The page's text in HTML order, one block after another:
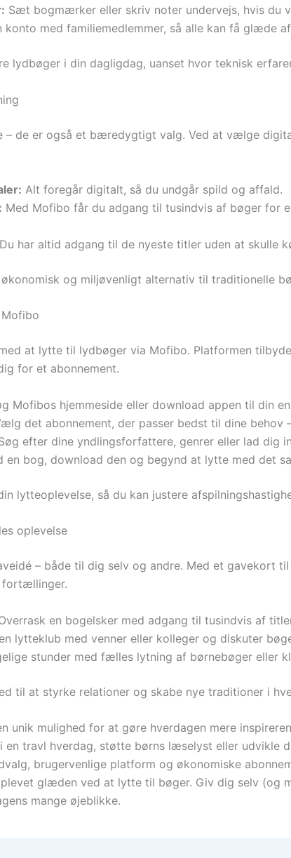
Sæt bogmærker eller skriv noter undervejs, hvis du
konto med familiemedlemmer, så alle kan få glæde
lydbøger i din dagligdag, uanset hvor teknisk
– de er også et bæredygtigt valg. Ved at vælge
Alt foregår digitalt, så du undgår spild og affald.
Med Mofibo får du adgang til tusindvis af bøger for
Du har altid adgang til de nyeste titler uden at skulle
og miljøvenligt alternativ til traditionelle
at lytte til lydbøger via Mofibo. Platformen
for et abonnement.
Mofibos hjemmeside eller download appen til din
det abonnement, der passer bedst til dine behov
efter dine yndlingsforfattere, genrer eller lad dig
en bog, download den og begynd at lytte med det
lytteoplevelse, så du kan justere
oplevelse
– både til dig selv og andre. Med et gavekort
fortællinger.
en bogelsker med adgang til tusindvis af
lytteklub med venner eller kolleger og diskuter
stunder med fælles lytning af børnebøger eller
til at styrke relationer og skabe nye traditioner i
unik mulighed for at gøre hverdagen mere
en travl hverdag, støtte børns læselyst eller
brugervenlige platform og økonomiske
glæden ved at lytte til bøger. Giv dig selv (og
mange øjeblikke.